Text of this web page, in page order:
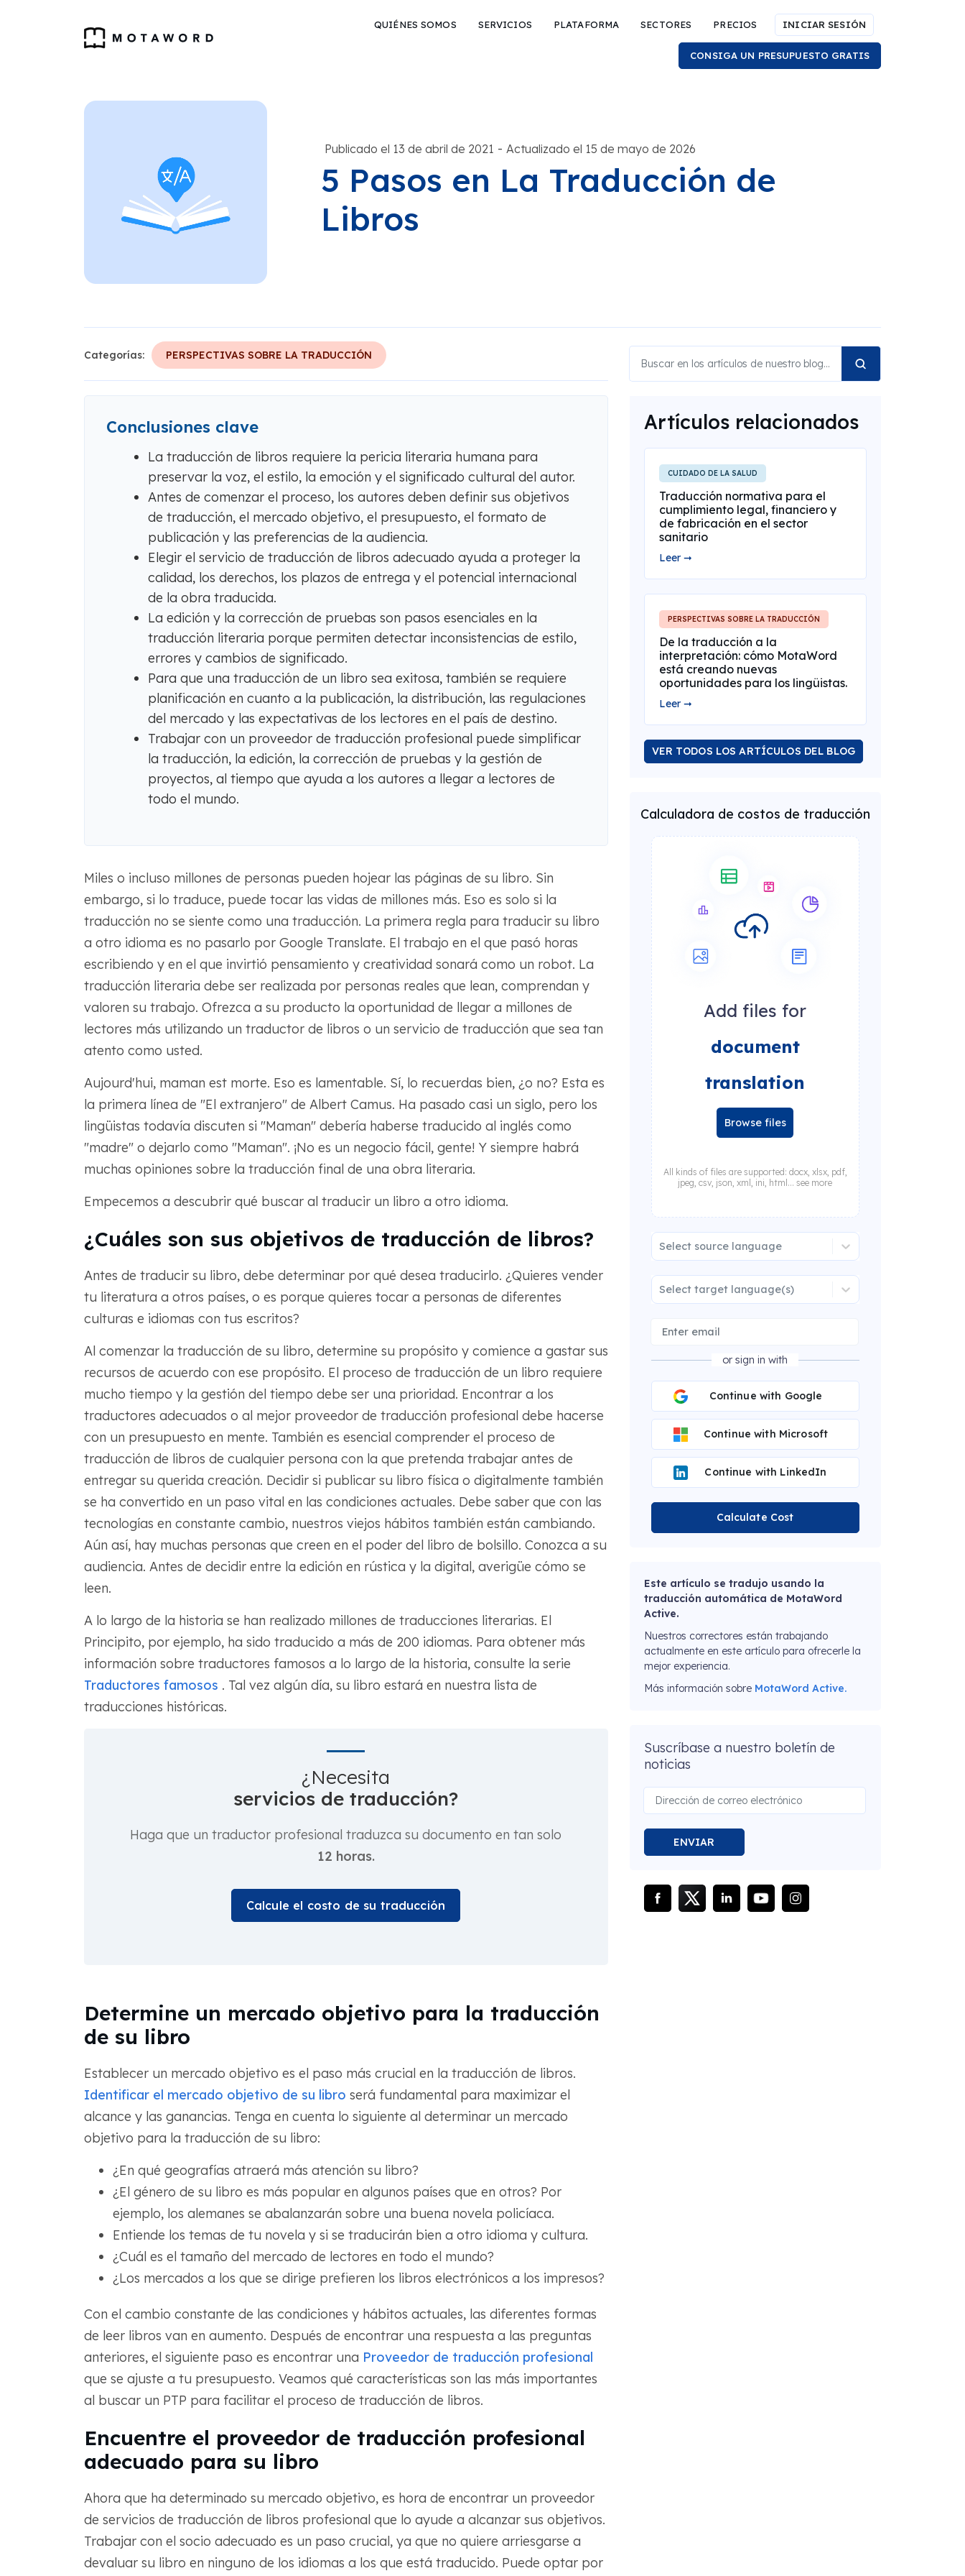
QUIÉNES SOMOS SERVICIOS PLATAFORMA SECTORES PRECIOS INICIAR SESIÓN
CONSIGA UN PRESUPUESTO GRATIS
Publicado el 13 de abril de 2021 - Actualizado el 15 de mayo de 2026
5 Pasos en La Traducción de
Libros
Categorías: PERSPECTIVAS SOBRE LA TRADUCCIÓN
Conclusiones clave
La traducción de libros requiere la pericia literaria humana para
preservar la voz, el estilo, la emoción y el significado cultural del autor.
Antes de comenzar el proceso, los autores deben definir sus objetivos
de traducción, el mercado objetivo, el presupuesto, el formato de
publicación y las preferencias de la audiencia.
Elegir el servicio de traducción de libros adecuado ayuda a proteger la
calidad, los derechos, los plazos de entrega y el potencial internacional
de la obra traducida.
La edición y la corrección de pruebas son pasos esenciales en la
traducción literaria porque permiten detectar inconsistencias de estilo,
errores y cambios de significado.
Para que una traducción de un libro sea exitosa, también se requiere
planificación en cuanto a la publicación, la distribución, las regulaciones
del mercado y las expectativas de los lectores en el país de destino.
Trabajar con un proveedor de traducción profesional puede simplificar
la traducción, la edición, la corrección de pruebas y la gestión de
proyectos, al tiempo que ayuda a los autores a llegar a lectores de
todo el mundo.
Miles o incluso millones de personas pueden hojear las páginas de su libro. Sin
embargo, si lo traduce, puede tocar las vidas de millones más. Eso es solo si la
traducción no se siente como una traducción. La primera regla para traducir su libro
a otro idioma es no pasarlo por Google Translate. El trabajo en el que pasó horas
escribiendo y en el que invirtió pensamiento y creatividad sonará como un robot. La
traducción literaria debe ser realizada por personas reales que lean, comprendan y
valoren su trabajo. Ofrezca a su producto la oportunidad de llegar a millones de
lectores más utilizando un traductor de libros o un servicio de traducción que sea tan
atento como usted.
Aujourd'hui, maman est morte. Eso es lamentable. Sí, lo recuerdas bien, ¿o no? Esta es
la primera línea de "El extranjero" de Albert Camus. Ha pasado casi un siglo, pero los
lingüistas todavía discuten si "Maman" debería haberse traducido al inglés como
"madre" o dejarlo como "Maman". ¡No es un negocio fácil, gente! Y siempre habrá
muchas opiniones sobre la traducción final de una obra literaria.
Empecemos a descubrir qué buscar al traducir un libro a otro idioma.
¿Cuáles son sus objetivos de traducción de libros?
Antes de traducir su libro, debe determinar por qué desea traducirlo. ¿Quieres vender
tu literatura a otros países, o es porque quieres tocar a personas de diferentes
culturas e idiomas con tus escritos?
Al comenzar la traducción de su libro, determine su propósito y comience a gastar sus
recursos de acuerdo con ese propósito. El proceso de traducción de un libro requiere
mucho tiempo y la gestión del tiempo debe ser una prioridad. Encontrar a los
traductores adecuados o al mejor proveedor de traducción profesional debe hacerse
con un presupuesto en mente. También es esencial comprender el proceso de
traducción de libros de cualquier persona con la que pretenda trabajar antes de
entregar su querida creación. Decidir si publicar su libro física o digitalmente también
se ha convertido en un paso vital en las condiciones actuales. Debe saber que con las
tecnologías en constante cambio, nuestros viejos hábitos también están cambiando.
Aún así, hay muchas personas que creen en el poder del libro de bolsillo. Conozca a su
audiencia. Antes de decidir entre la edición en rústica y la digital, averigüe cómo se
leen.
A lo largo de la historia se han realizado millones de traducciones literarias. El
Principito, por ejemplo, ha sido traducido a más de 200 idiomas. Para obtener más
información sobre traductores famosos a lo largo de la historia, consulte la serie
Traductores famosos . Tal vez algún día, su libro estará en nuestra lista de
traducciones históricas.
¿Necesita
servicios de traducción?
Haga que un traductor profesional traduzca su documento en tan solo
12 horas.
Calcule el costo de su traducción
Determine un mercado objetivo para la traducción
de su libro
Establecer un mercado objetivo es el paso más crucial en la traducción de libros.
Identificar el mercado objetivo de su libro será fundamental para maximizar el
alcance y las ganancias. Tenga en cuenta lo siguiente al determinar un mercado
objetivo para la traducción de su libro:
¿En qué geografías atraerá más atención su libro?
¿El género de su libro es más popular en algunos países que en otros? Por
ejemplo, los alemanes se abalanzarán sobre una buena novela policíaca.
Entiende los temas de tu novela y si se traducirán bien a otro idioma y cultura.
¿Cuál es el tamaño del mercado de lectores en todo el mundo?
¿Los mercados a los que se dirige prefieren los libros electrónicos a los impresos?
Con el cambio constante de las condiciones y hábitos actuales, las diferentes formas
de leer libros van en aumento. Después de encontrar una respuesta a las preguntas
anteriores, el siguiente paso es encontrar una Proveedor de traducción profesional
que se ajuste a tu presupuesto. Veamos qué características son las más importantes
al buscar un PTP para facilitar el proceso de traducción de libros.
Encuentre el proveedor de traducción profesional
adecuado para su libro
Ahora que ha determinado su mercado objetivo, es hora de encontrar un proveedor
de servicios de traducción de libros profesional que lo ayude a alcanzar sus objetivos.
Trabajar con el socio adecuado es un paso crucial, ya que no quiere arriesgarse a
devaluar su libro en ninguno de los idiomas a los que está traducido. Puede optar por
Artículos relacionados
CUIDADO DE LA SALUD
Traducción normativa para el
cumplimiento legal, financiero y
de fabricación en el sector
sanitario
Leer ➞
PERSPECTIVAS SOBRE LA TRADUCCIÓN
De la traducción a la
interpretación: cómo MotaWord
está creando nuevas
oportunidades para los lingüistas.
Leer ➞
VER TODOS LOS ARTÍCULOS DEL BLOG
Calculadora de costos de traducción
Add files for
document
translation
Browse files
All kinds of files are supported: docx, xlsx, pdf,
jpeg, csv, json, xml, ini, html... see more
Select source language
Select target language(s)
or sign in with
Continue with Google
Continue with Microsoft
Continue with LinkedIn
Calculate Cost
Este artículo se tradujo usando la
traducción automática de MotaWord
Active.
Nuestros correctores están trabajando
actualmente en este artículo para ofrecerle la
mejor experiencia.
Más información sobre MotaWord Active.
Suscríbase a nuestro boletín de
noticias
ENVIAR